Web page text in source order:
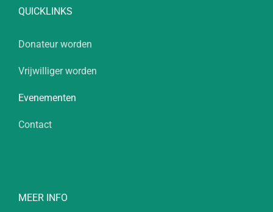
QUICKLINKS
Donateur worden
Vrijwilliger worden
Evenementen
Contact
MEER INFO